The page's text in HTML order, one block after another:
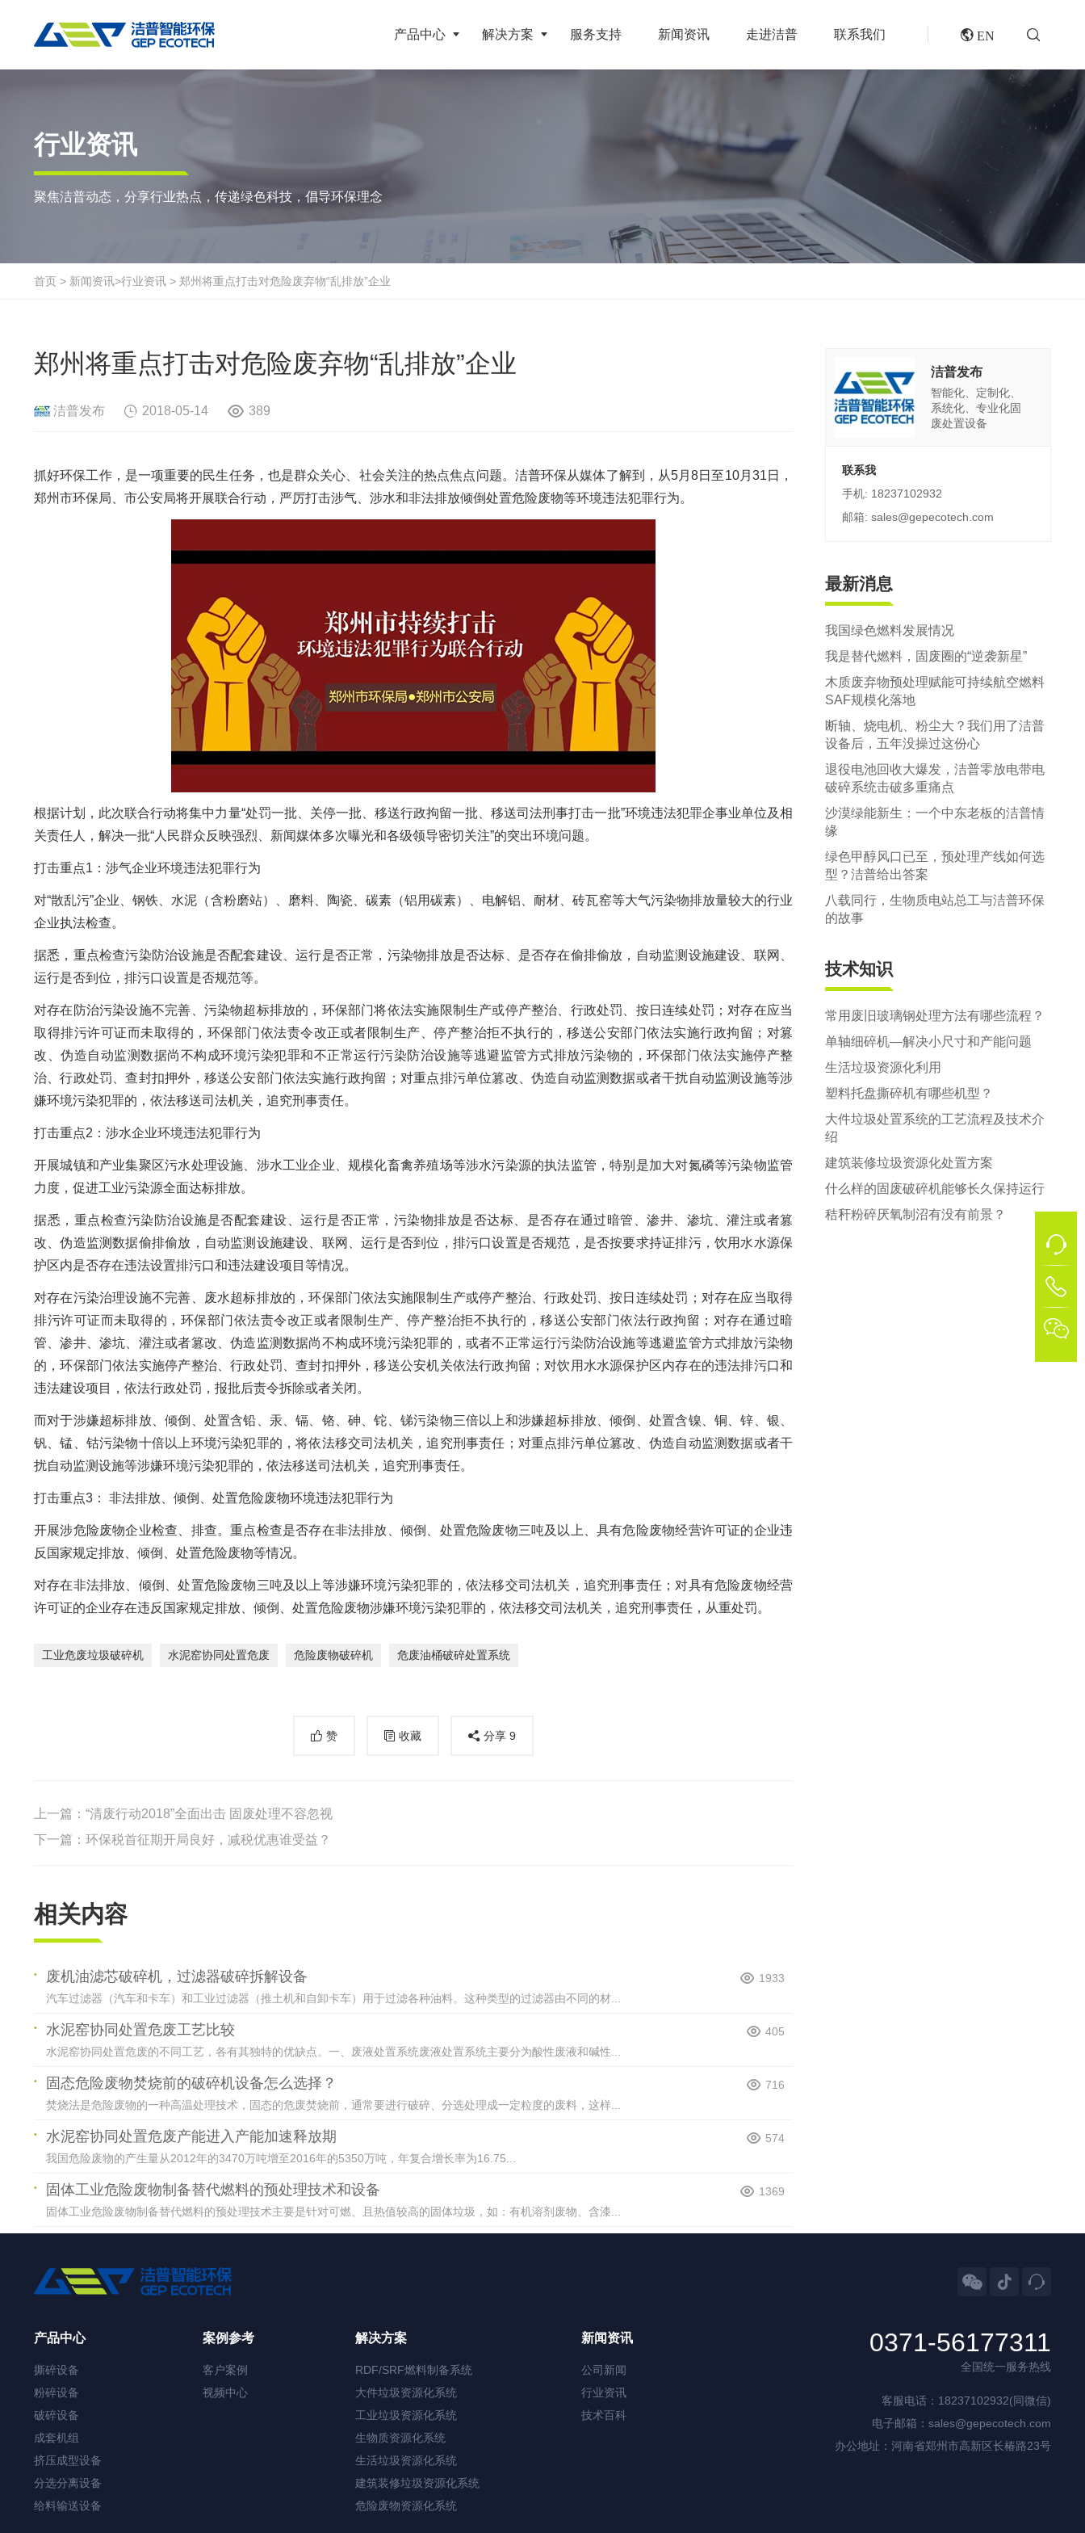
产品中心
双轴撕碎机
单轴撕碎机
液压粗碎机
环锤式粉碎机
鼓式粉碎机
通用型粉碎机
破碎设备
立轴冲击式破碎机
挤压成型设备
生物质颗粒机
液压打包机
封闭式破碎系统
废轮胎热解系统
橡胶破胶机组
分选分离设备
滚筒筛
磁选机
涡电流分选机
解决方案
RDF/SRF燃料制备系统
大件垃圾资源化系统
生物质资源化系统
危险废物资源化系统
陈腐垃圾 废电池
风电叶片 废旧电缆
废桶 硬盘
废旧电路板 旧沙发床垫
江苏地区年产10万吨废纺替代燃料生产线
北京某再生资源分拣中心项目
江西大件垃圾资源化处置项目
浙江工业固废RDF燃料生产线
广东移动式建筑垃圾处理项目
专题报道
风电叶片回收处理方案及核心设备
垃圾衍生燃料RDF/SRF生产线系统
再生资源绿色分拣中心的建设规划和设备选择
水泥窑协同处置固废预处理系统
郑州市中原区生活垃圾分拣中心项目
建筑,装修,大件垃圾三位一体联合处置
服务支持 新闻资讯 走进洁普 联系我们  EN
行业资讯
聚焦洁普动态，分享行业热点，传递绿色科技，倡导环保理念
首页 > 新闻资讯>行业资讯 > 郑州将重点打击对危险废弃物“乱排放”企业
郑州将重点打击对危险废弃物“乱排放”企业
洁普发布 2018-05-14 389
抓好环保工作，是一项重要的民生任务，也是群众关心、社会关注的热点焦点问题。洁普环保从媒体了解到，从5月8日至10月31日，
郑州市环保局、市公安局将开展联合行动，严厉打击涉气、涉水和非法排放倾倒处置危险废物等环境违法犯罪行为。
根据计划，此次联合行动将集中力量“处罚一批、关停一批、移送行政拘留一批、移送司法刑事打击一批”环境违法犯罪企事业单位及相
关责任人，解决一批“人民群众反映强烈、新闻媒体多次曝光和各级领导密切关注”的突出环境问题。
打击重点1：涉气企业环境违法犯罪行为
对“散乱污”企业、钢铁、水泥（含粉磨站）、磨料、陶瓷、碳素（铝用碳素）、电解铝、耐材、砖瓦窑等大气污染物排放量较大的行业
企业执法检查。
据悉，重点检查污染防治设施是否配套建设、运行是否正常，污染物排放是否达标、是否存在偷排偷放，自动监测设施建设、联网、
运行是否到位，排污口设置是否规范等。
对存在防治污染设施不完善、污染物超标排放的，环保部门将依法实施限制生产或停产整治、行政处罚、按日连续处罚；对存在应当
取得排污许可证而未取得的，环保部门依法责令改正或者限制生产、停产整治拒不执行的，移送公安部门依法实施行政拘留；对篡
改、伪造自动监测数据尚不构成环境污染犯罪和不正常运行污染防治设施等逃避监管方式排放污染物的，环保部门依法实施停产整
治、行政处罚、查封扣押外，移送公安部门依法实施行政拘留；对重点排污单位篡改、伪造自动监测数据或者干扰自动监测设施等涉
嫌环境污染犯罪的，依法移送司法机关，追究刑事责任。
打击重点2：涉水企业环境违法犯罪行为
开展城镇和产业集聚区污水处理设施、涉水工业企业、规模化畜禽养殖场等涉水污染源的执法监管，特别是加大对氮磷等污染物监管
力度，促进工业污染源全面达标排放。
据悉，重点检查污染防治设施是否配套建设、运行是否正常，污染物排放是否达标、是否存在通过暗管、渗井、渗坑、灌注或者篡
改、伪造监测数据偷排偷放，自动监测设施建设、联网、运行是否到位，排污口设置是否规范，是否按要求持证排污，饮用水水源保
护区内是否存在违法设置排污口和违法建设项目等情况。
对存在污染治理设施不完善、废水超标排放的，环保部门依法实施限制生产或停产整治、行政处罚、按日连续处罚；对存在应当取得
排污许可证而未取得的，环保部门依法责令改正或者限制生产、停产整治拒不执行的，移送公安部门依法行政拘留；对存在通过暗
管、渗井、渗坑、灌注或者篡改、伪造监测数据尚不构成环境污染犯罪的，或者不正常运行污染防治设施等逃避监管方式排放污染物
的，环保部门依法实施停产整治、行政处罚、查封扣押外，移送公安机关依法行政拘留；对饮用水水源保护区内存在的违法排污口和
违法建设项目，依法行政处罚，报批后责令拆除或者关闭。
而对于涉嫌超标排放、倾倒、处置含铅、汞、镉、铬、砷、铊、锑污染物三倍以上和涉嫌超标排放、倾倒、处置含镍、铜、锌、银、
钒、锰、钴污染物十倍以上环境污染犯罪的，将依法移交司法机关，追究刑事责任；对重点排污单位篡改、伪造自动监测数据或者干
扰自动监测设施等涉嫌环境污染犯罪的，依法移送司法机关，追究刑事责任。
打击重点3： 非法排放、倾倒、处置危险废物环境违法犯罪行为
开展涉危险废物企业检查、排查。重点检查是否存在非法排放、倾倒、处置危险废物三吨及以上、具有危险废物经营许可证的企业违
反国家规定排放、倾倒、处置危险废物等情况。
对存在非法排放、倾倒、处置危险废物三吨及以上等涉嫌环境污染犯罪的，依法移交司法机关，追究刑事责任；对具有危险废物经营
许可证的企业存在违反国家规定排放、倾倒、处置危险废物涉嫌环境污染犯罪的，依法移交司法机关，追究刑事责任，从重处罚。
工业危废垃圾破碎机 水泥窑协同处置危废 危险废物破碎机 危废油桶破碎处置系统
赞 收藏 分享 9
上一篇： “清废行动2018”全面出击 固废处理不容忽视
下一篇： 环保税首征期开局良好，减税优惠谁受益？
相关内容
废机油滤芯破碎机，过滤器破碎拆解设备
1933
汽车过滤器（汽车和卡车）和工业过滤器（推土机和自卸卡车）用于过滤各种油料。这种类型的过滤器由不同的材...
水泥窑协同处置危废工艺比较
405
水泥窑协同处置危废的不同工艺，各有其独特的优缺点。一、废液处置系统废液处置系统主要分为酸性废液和碱性...
固态危险废物焚烧前的破碎机设备怎么选择？
716
焚烧法是危险废物的一种高温处理技术，固态的危废焚烧前，通常要进行破碎、分选处理成一定粒度的废料，这样...
水泥窑协同处置危废产能进入产能加速释放期
574
我国危险废物的产生量从2012年的3470万吨增至2016年的5350万吨，年复合增长率为16.75...
固体工业危险废物制备替代燃料的预处理技术和设备
1369
固体工业危险废物制备替代燃料的预处理技术主要是针对可燃、且热值较高的固体垃圾，如：有机溶剂废物、含漆...
洁普发布
智能化、定制化、
系统化、专业化固
废处置设备
联系我
手机: 18237102932
邮箱: sales@gepecotech.com
最新消息
我国绿色燃料发展情况
我是替代燃料，固废圈的“逆袭新星”
木质废弃物预处理赋能可持续航空燃料
SAF规模化落地
断轴、烧电机、粉尘大？我们用了洁普
设备后，五年没操过这份心
退役电池回收大爆发，洁普零放电带电
破碎系统击破多重痛点
沙漠绿能新生：一个中东老板的洁普情
缘
绿色甲醇风口已至，预处理产线如何选
型？洁普给出答案
八载同行，生物质电站总工与洁普环保
的故事
技术知识
常用废旧玻璃钢处理方法有哪些流程？
单轴细碎机—解决小尺寸和产能问题
生活垃圾资源化利用
塑料托盘撕碎机有哪些机型？
大件垃圾处置系统的工艺流程及技术介
绍
建筑装修垃圾资源化处置方案
什么样的固废破碎机能够长久保持运行
秸秆粉碎厌氧制沼有没有前景？
  
产品中心
撕碎设备
粉碎设备
破碎设备
成套机组
挤压成型设备
分选分离设备
给料输送设备
案例参考
客户案例
视频中心
解决方案
RDF/SRF燃料制备系统
大件垃圾资源化系统
工业垃圾资源化系统
生物质资源化系统
生活垃圾资源化系统
建筑装修垃圾资源化系统
危险废物资源化系统
新闻资讯
公司新闻
行业资讯
技术百科
0371-56177311
全国统一服务热线
客服电话：18237102932(同微信)
电子邮箱：sales@gepecotech.com
办公地址：河南省郑州市高新区长椿路23号
